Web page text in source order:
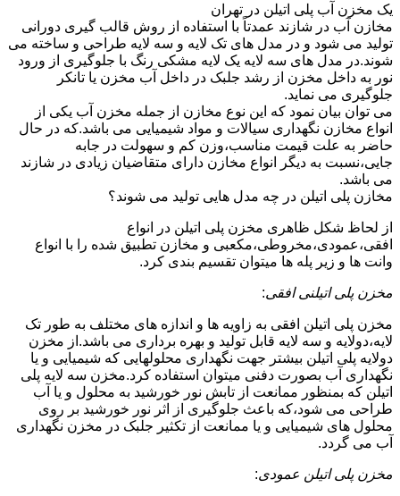
یک مخزن آب پلی اتیلن در تهران
مخازن آب در شازند عمدتاً با استفاده از روش قالب گیری دورانی
تولید می شود و در مدل های تک لایه و سه لایه طراحی و ساخته می
شوند.در مدل های سه لایه یک لایه مشکی رنگ با جلوگیری از ورود
نور به داخل مخزن از رشد جلبک در داخل آب مخزن یا تانکر
جلوگیری می نماید.
می توان بیان نمود که این نوع مخازن از جمله مخزن آب یکی از
انواع مخازن نگهداری سیالات و مواد شیمیایی می باشد.که در حال
حاضر به علت قیمت مناسب،وزن کم و سهولت در جابه
جایی،نسبت به دیگر انواع مخازن دارای متقاضیان زیادی در شازند
می باشد.
مخازن پلی اتیلن در چه مدل هایی تولید می شوند؟
از لحاظ شکل ظاهری مخزن پلی اتیلن در انواع
افقی،عمودی،مخروطی،مکعبی و مخازن تطبیق شده را با انواع
وانت ها و زیر پله ها میتوان تقسیم بندی کرد.
مخزن پلی اتیلنی افقی:
مخزن پلی اتیلن افقی به زاویه ها و اندازه های مختلف به طور تک
لایه،دولایه و سه لایه قابل تولید و بهره برداری می باشد.از مخزن
دولایه پلی اتیلن بیشتر جهت نگهداری محلولهایی که شیمیایی و یا
نگهداری آب بصورت دفنی میتوان استفاده کرد.مخزن سه لایه پلی
اتیلن که بمنظور ممانعت از تابش نور خورشید به محلول و یا آب
طراحی می شود،که باعث جلوگیری از اثر نور خورشید بر روی
محلول های شیمیایی و یا ممانعت از تکثیر جلبک در مخزن نگهداری
آب می گردد.
مخزن پلی اتیلن عمودی: